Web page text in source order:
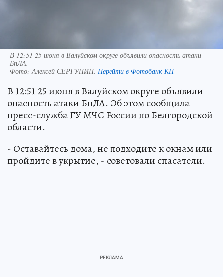
В 12:51 25 июня в Валуйском округе объявили опасность атаки
БпЛА.
Фото:Алексей СЕРГУНИН. Перейти в Фотобанк КП
В 12:51 25 июня в Валуйском округе объявили
опасность атаки БпЛА. Об этом сообщила
пресс-служба ГУ МЧС России по Белгородской
области.
- Оставайтесь дома, не подходите к окнам или
пройдите в укрытие, - советовали спасатели.